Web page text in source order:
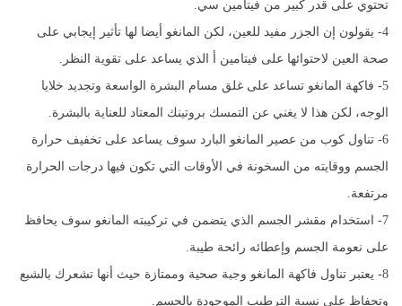
تحتوي على قدر كبير من فيتامين سي.
4- يقولون إن الجزر مفيد للعين، لكن المانغو أيضا لها تأثير إيجابي على
صحة العين لاحتوائها على فيتامين أ الذي يساعد على تقوية النظر.
5- فاكهة المانغو تساعد على غلق مسام البشرة الواسعة وتجديد خلايا
الوجه، لكن هذا لا يغني عن التمسك بروتينك المعتاد للعناية بالبشرة.
6- تناول كوب من عصير المانغو البارد سوف يساعد على تخفيف حرارة
الجسم ووقايته من السخونة في الأوقات التي تكون فيها درجات الحرارة
مرتفعة.
7- استخدام مقشر الجسم الذي يتضمن في تركيبته المانغو سوف يحافظ
على نعومة الجسم وإعطائه رائحة طيبة.
8- يعتبر تناول فاكهة المانغو وجبة صحية وممتازة حيث أنها تشعرك بالشبع
وتحفاظ على نسبة الترطيب الموجودة بالجسم.